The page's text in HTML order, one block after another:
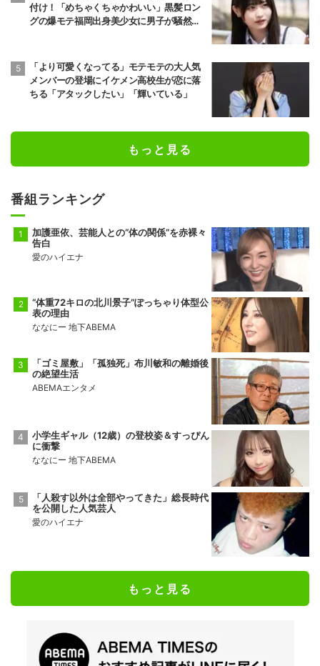
付け！「めちゃくちゃかわいい」黒髪ロン
グの爆モテ福岡出身美少女に男子が騒然
「より可愛くなってる」モテモテの大人気
メンバーの登場にイケメン高校生が恋に落
ちる「アタックしたい」「輝いている」
もっと見る
番組ランキング
加護亜依、芸能人との“体の関係”を赤裸々
告白
愛のハイエナ
“体重72キロの北川景子”ぽっちゃり体型公
表の理由
ななにー 地下ABEMA
「ゴミ屋敷」「孤独死」布川敏和の離婚後
の絶望生活
ABEMAエンタメ
小学生ギャル（12歳）の登校姿＆すっぴん
に衝撃
ななにー 地下ABEMA
「人殺す以外は全部やってきた」総長時代
を公開した人気芸人
愛のハイエナ
もっと見る